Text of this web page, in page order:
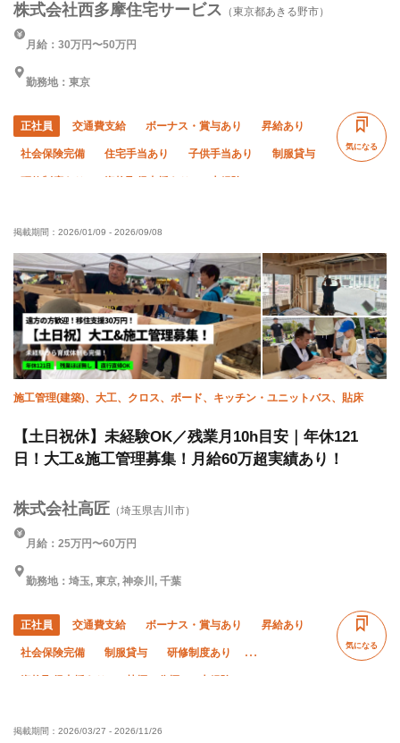
株式会社西多摩住宅サービス （東京都あきる野市）
月給：30万円〜50万円
勤務地：東京
正社員 交通費支給 ボーナス・賞与あり 昇給あり
社会保険完備 住宅手当あり 子供手当あり 制服貸与
年末年始休暇 夏季休暇
気になる
掲載期間： 2026/01/09 - 2026/09/08
施工管理(建築)、大工、クロス、ボード、キッチン・ユニットバス、貼床
【土日祝休】未経験OK／残業月10h目安｜年休121
日！大工&施工管理募集！月給60万超実績あり！
株式会社高匠 （埼玉県吉川市）
月給：25万円〜60万円
勤務地：埼玉, 東京, 神奈川, 千葉
正社員 交通費支給 ボーナス・賞与あり 昇給あり
社会保険完備 制服貸与 研修制度あり
直帰・直行OK 転勤なし
気になる
掲載期間： 2026/03/27 - 2026/11/26